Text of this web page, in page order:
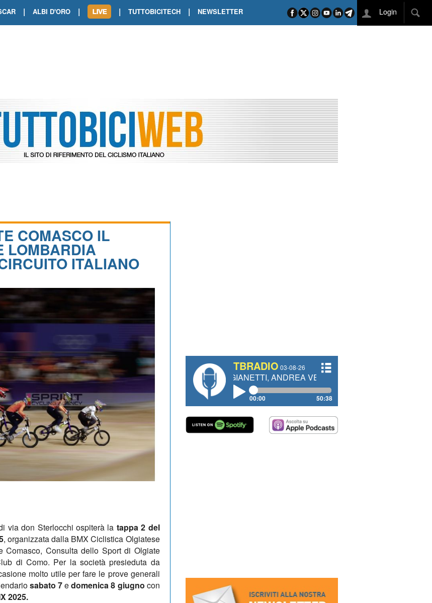
| ALBI D'ORO |
TOUR DE FRANCE. ORCIERES-MERLETTE INCORONA CARAPAZ
TOUR DE FRANCE. A VOIRON TRIONFO DI PHILIPSEN SU SCHMID E KOOIJ
| TUTTOBICITECH | NEWSLETTER Login
COMASCO IL
LOMBARDIA
ITALIANO
via don Sterlocchi ospiterà la tappa 2 del
, organizzata dalla BMX Ciclistica Olgiatese
Consulta dello Sport di Olgiate
di Como. Per la società presieduta da
molto utile per fare le prove generali
sabato 7edomenica 8 giugno con
2025.
TBRADIO 03-08-26
#334 CHARLY WEGELIUS, MAURO GIANETTI, ANDREA VENDRAME, FILIPPO FIORELLI
00:00 50:38